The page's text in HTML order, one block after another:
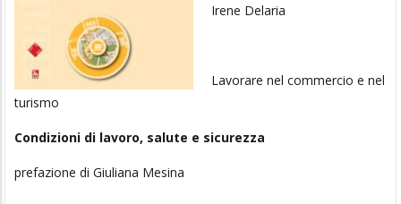
Irene Delaria
Lavorare nel commercio e nel
turismo
Condizioni di lavoro, salute e sicurezza
prefazione di Giuliana Mesina